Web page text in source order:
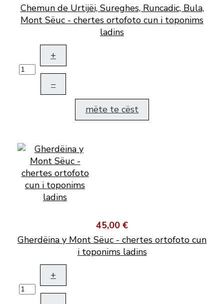
Chemun de Urtijëi, Sureghes, Runcadic, Bula,
Mont Sëuc - chertes ortofoto cun i toponims
ladins
+
–
mëte te cëst
45,00 €
Gherdëina y Mont Sëuc - chertes ortofoto cun
i toponims ladins
+